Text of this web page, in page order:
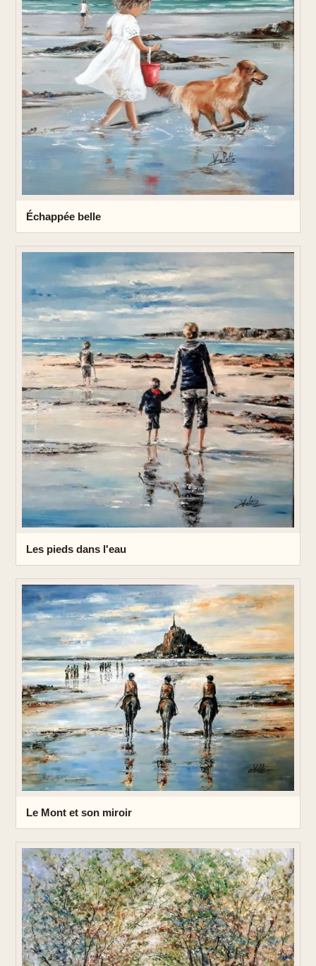
Échappée belle
Les pieds dans l'eau
Le Mont et son miroir